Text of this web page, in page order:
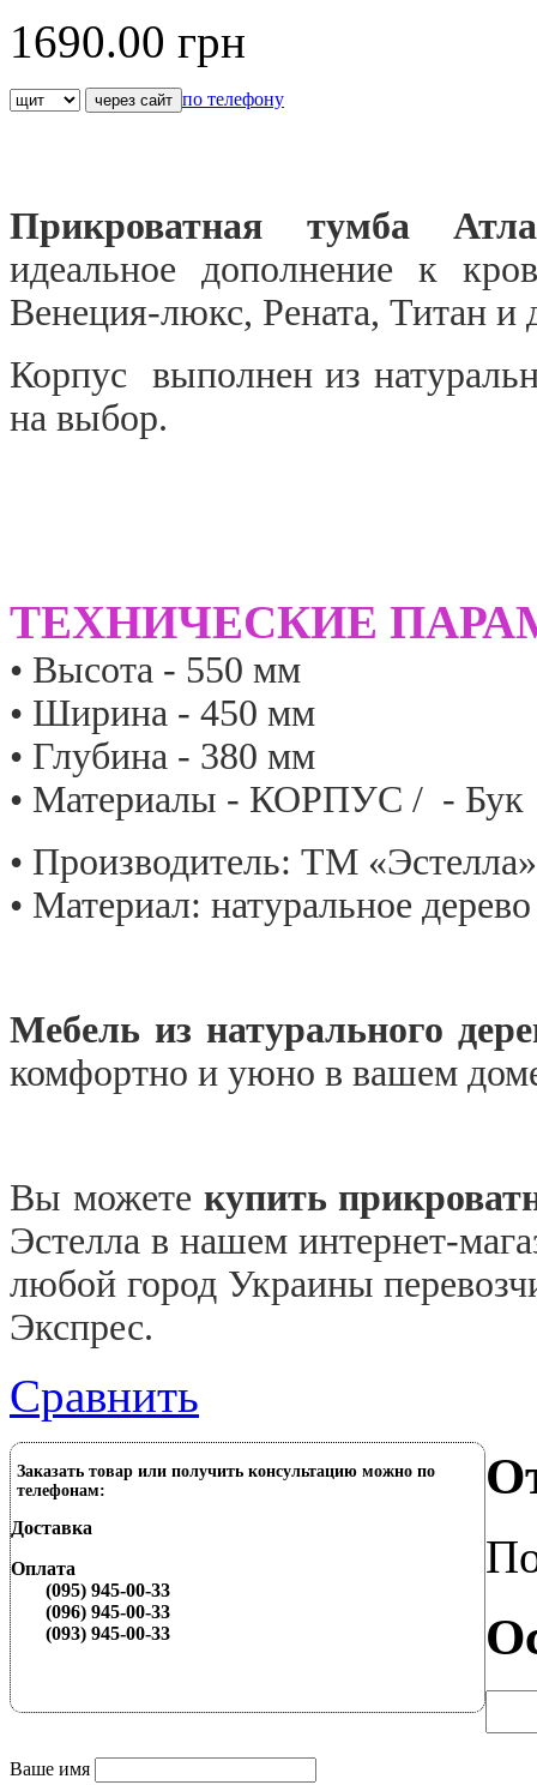
1690.00 грн
по телефону
Прикроватная тумба
идеальное дополнение к
Венеция-люкс, Рената, Титан и
Корпус выполнен из
на выбор.
ТЕХНИЧЕСКИЕ
• Высота - 550 мм
• Ширина - 450 мм
• Глубина - 380 мм
• Материалы - КОРПУС / - Бук
• Производитель: ТМ «Эстелла»
• Материал: натуральное
Мебель из натурального
комфортно и уюно в вашем
Вы можете купить
Эстелла в нашем интернет-
любой город Украины
Экспрес.
Сравнить
Заказать товар или получить консультацию можно по
телефонам:
Доставка
Оплата
(095) 945-00-33
(096) 945-00-33
(093) 945-00-33
Ваше имя